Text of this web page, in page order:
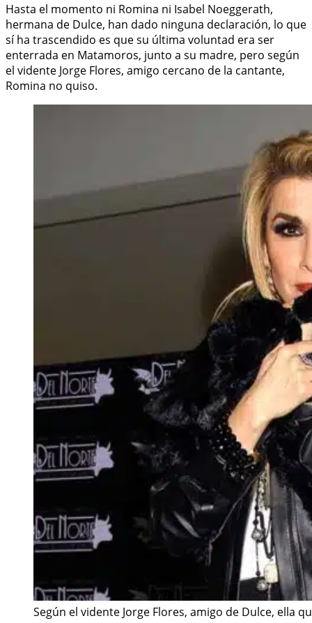
Hasta el momento ni Romina ni Isabel Noeggerath,
hermana de Dulce, han dado ninguna declaración, lo que
sí ha trascendido es que su última voluntad era ser
enterrada en Matamoros, junto a su madre, pero según
el vidente Jorge Flores, amigo cercano de la cantante,
Romina no quiso.
Según el vidente Jorge Flores, amigo de Dulce, ella